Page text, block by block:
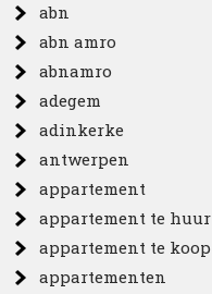
abn
abn amro
abnamro
adegem
adinkerke
antwerpen
appartement
appartement te huur
appartement te koop
appartementen